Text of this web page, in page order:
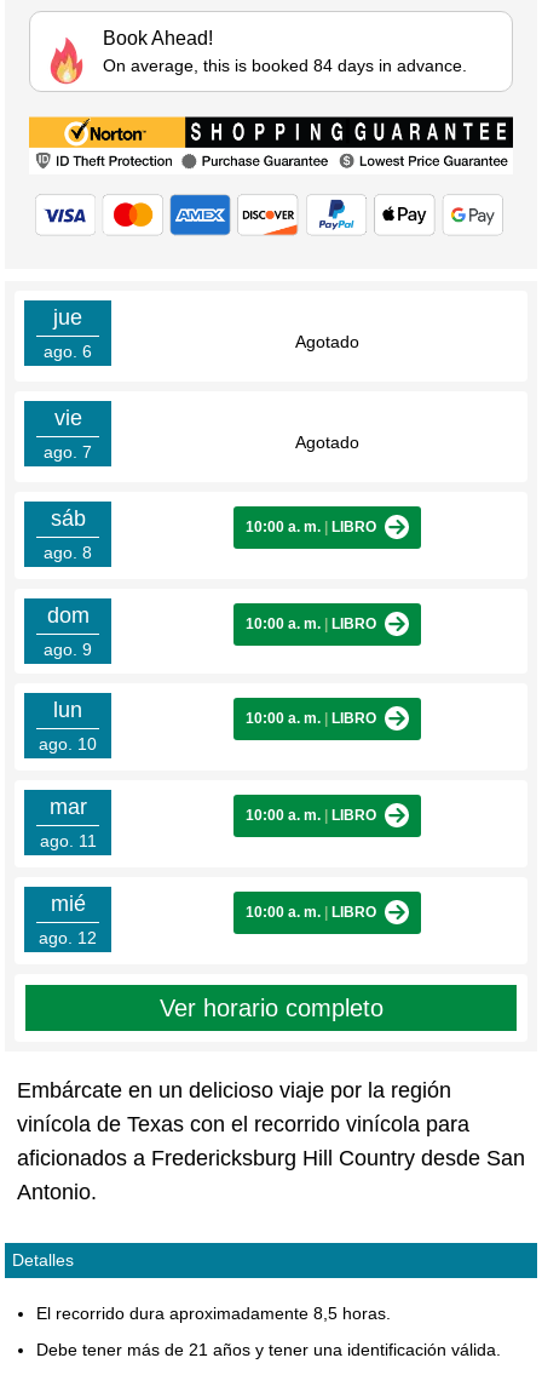
Book Ahead!
On average, this is booked 84 days in advance.
jue
ago. 6 Agotado
vie
ago. 7 Agotado
sáb
ago. 8
10:00 a. m. LIBRO
dom
ago. 9
10:00 a. m. LIBRO
lun
ago. 10
10:00 a. m. LIBRO
mar
ago. 11
10:00 a. m. LIBRO
mié
ago. 12
10:00 a. m. LIBRO
Ver horario completo
Embárcate en un delicioso viaje por la región
vinícola de Texas con el recorrido vinícola para
aficionados a Fredericksburg Hill Country desde San
Antonio.
Detalles
El recorrido dura aproximadamente 8,5 horas.
Debe tener más de 21 años y tener una identificación válida.